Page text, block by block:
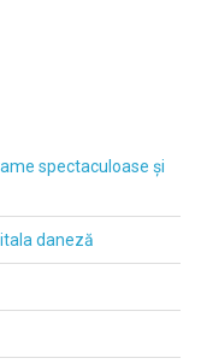
spectaculoase și
daneză